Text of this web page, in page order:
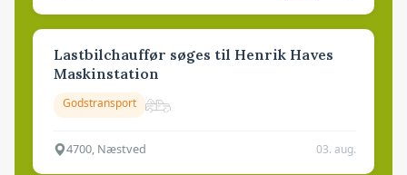
Lastbilchauffør søges til Henrik Haves
Maskinstation
Godstransport
4700, Næstved 03. aug.